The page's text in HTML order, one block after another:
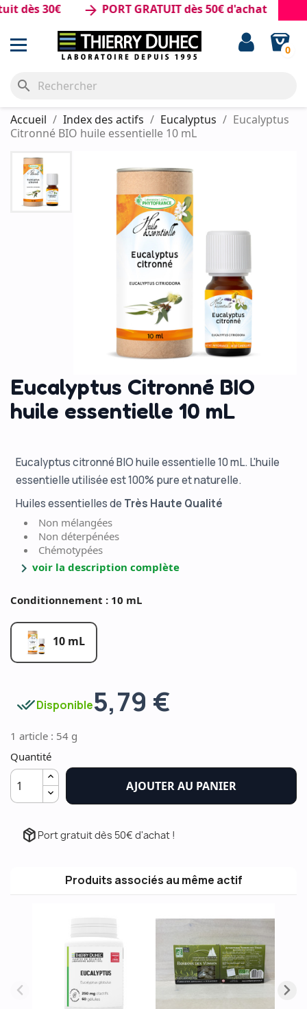
30€ PORT GRATUIT dès 50€ d'achat
0
search
Accueil Index des actifs Eucalyptus
Eucalyptus
Citronné BIO huile essentielle 10 mL
Eucalyptus Citronné BIO
huile essentielle 10 mL
Eucalyptus citronné BIO huile essentielle 10 mL. L'huile
essentielle utilisée est 100% pure et naturelle.
Huiles essentielles de Très Haute Qualité
Non mélangées
Non déterpénées
Chémotypées
chevron_right voir la description complète
Conditionnement : 10 mL
10 mL
done_allDisponible5,79 €
1 article : 54 g
Quantité
AJOUTER AU PANIER
package_2 Port gratuit dès 50€ d'achat !
Produits associés au même actif